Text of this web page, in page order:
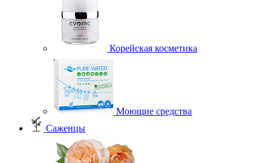
Корейская косметика
Моющие средства
Саженцы